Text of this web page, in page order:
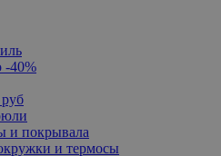
-40%
и покрывала
и термосы